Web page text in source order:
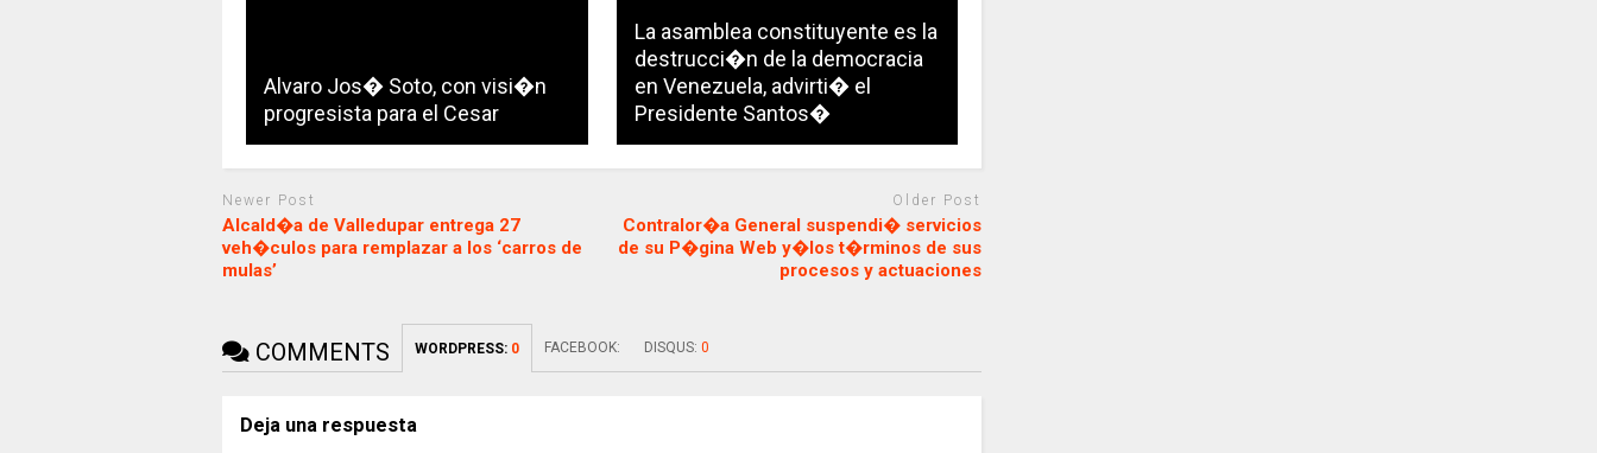
Alvaro Jos� Soto, con visi�n
progresista para el Cesar
La asamblea constituyente es la
destrucci�n de la democracia
en Venezuela, advirti� el
Presidente Santos�
Newer Post
Alcald�a de Valledupar entrega 27
veh�culos para remplazar a los ‘carros de
mulas’
Older Post
Contralor�a General suspendi� servicios
de su P�gina Web y�los t�rminos de sus
procesos y actuaciones
COMMENTS WORDPRESS: 0 FACEBOOK: DISQUS: 0
Deja una respuesta